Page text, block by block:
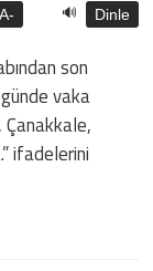
A- 🔊 Dinle
son
vaka
Çanakkale,
ifadelerini